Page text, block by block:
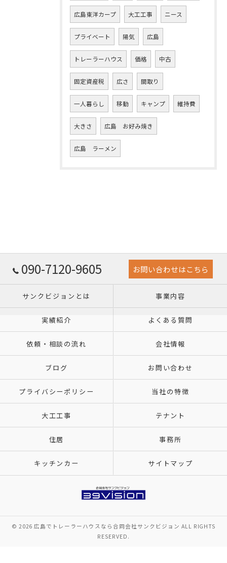
広島東洋カープ 大工工事 ニース
プライベート 陽気 広島
トレーラーハウス 価格 中古
固定資産税 広さ 間取り
一人暮らし 移動 キャンプ 維持費
大きさ 広島 お好み焼き
広島 ラーメン
090-7120-9605 お問い合わせはこちら
サンクビジョンとは 事業内容
実績紹介 よくある質問
依頼・相談の流れ 会社情報
ブログ お問い合わせ
プライバシーポリシー 当社の特徴
大工工事 テナント
住居 事務所
キッチンカー サイトマップ
© 2026 広島でトレーラーハウスなら合同会社サンクビジョン ALL RIGHTS
RESERVED.